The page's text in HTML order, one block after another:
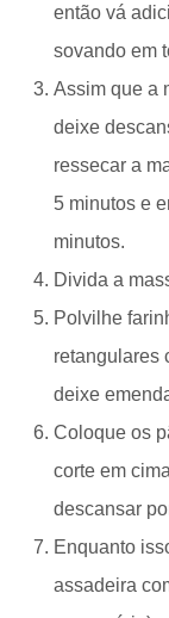
então vá
sovando em
Assim que a
deixe
ressecar a
5 minutos e
minutos.
Divida a
Polvilhe
retangulares
deixe
Coloque os
corte em
descansar
Enquanto
assadeira